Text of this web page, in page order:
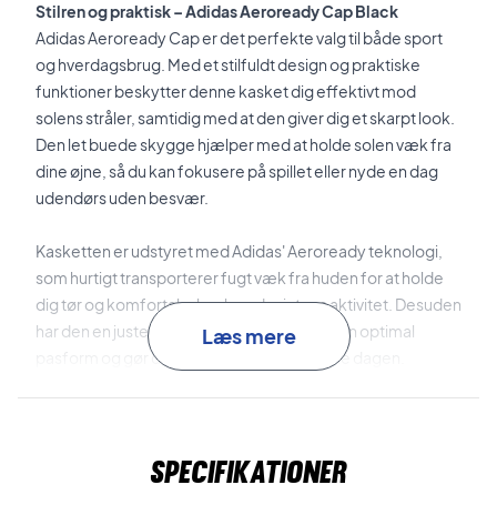
Stilren og praktisk – Adidas Aeroready Cap Black
Adidas Aeroready Cap er det perfekte valg til både sport
og hverdagsbrug. Med et stilfuldt design og praktiske
funktioner beskytter denne kasket dig effektivt mod
solens stråler, samtidig med at den giver dig et skarpt look.
Den let buede skygge hjælper med at holde solen væk fra
dine øjne, så du kan fokusere på spillet eller nyde en dag
udendørs uden besvær.
Kasketten er udstyret med Adidas' Aeroready teknologi,
som hurtigt transporterer fugt væk fra huden for at holde
dig tør og komfortabel, selv under intens aktivitet. Desuden
har den en justerbar rem bagpå, der sikrer en optimal
pasform og gør den behagelig at bære hele dagen.
solen, er denne kasket et funktionelt og stilfuldt valg. Tilføj
Læs mere
Specifikationer